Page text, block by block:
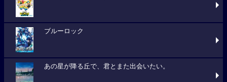
ブルーロック
あの星が降る丘で、君とまた出会いたい。